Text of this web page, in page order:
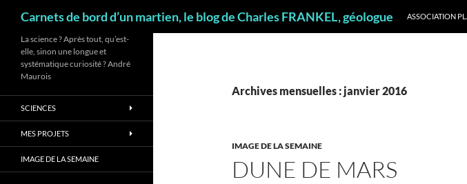
Carnets de bord d’un martien, le blog de Charles FRANKEL, géologue
ASSOCIATION
Archives mensuelles : janvier 2016
IMAGE DE LA SEMAINE
DUNE DE MARS
La science ? Après tout, qu’est-
elle, sinon une longue et
systématique curiosité ? André
Maurois
SCIENCES
MES PROJETS
IMAGE DE LA SEMAINE